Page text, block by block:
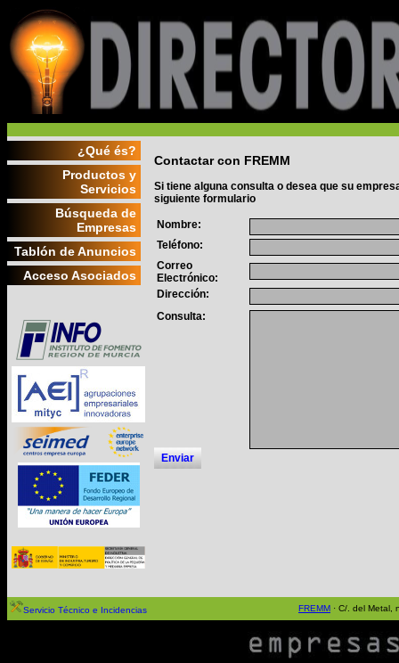
¿Qué és?
Productos y
Servicios
Búsqueda de
Empresas
Tablón de Anuncios
Acceso Asociados
Contactar con FREMM
Si tiene alguna consulta o desea que su
siguiente formulario
Nombre:
Teléfono:
Correo
Electrónico:
Dirección:
Consulta:
Enviar
Servicio Técnico e Incidencias FREMM · C/. del Metal,